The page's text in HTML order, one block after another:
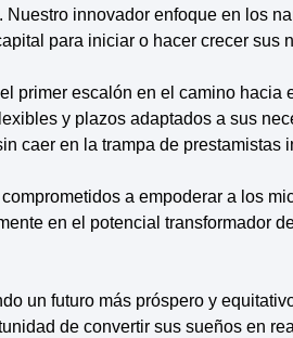
Nuestro innovador enfoque en los
para iniciar o hacer crecer sus
primer escalón en el camino
y plazos adaptados a sus
caer en la trampa de
a empoderar a los
en el potencial transformador
un futuro más próspero y
de convertir sus sueños en